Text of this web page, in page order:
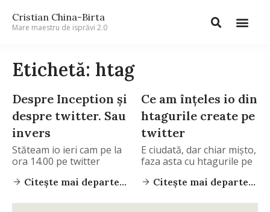
Cristian China-Birta
Mare maestru de isprăvi 2.0
Etichetă: htag
Despre Inception şi
despre twitter. Sau
invers
Stăteam io ieri cam pe la
ora 14.00 pe twitter
Citește mai departe...
Ce am înţeles io din
htagurile create pe
twitter
E ciudată, dar chiar mişto,
faza asta cu htagurile pe
Citește mai departe...